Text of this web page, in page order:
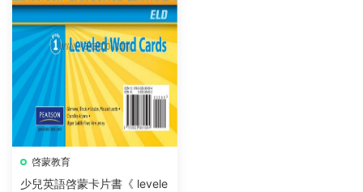
啓蒙教育
少兒英語啓蒙卡片書《 levele